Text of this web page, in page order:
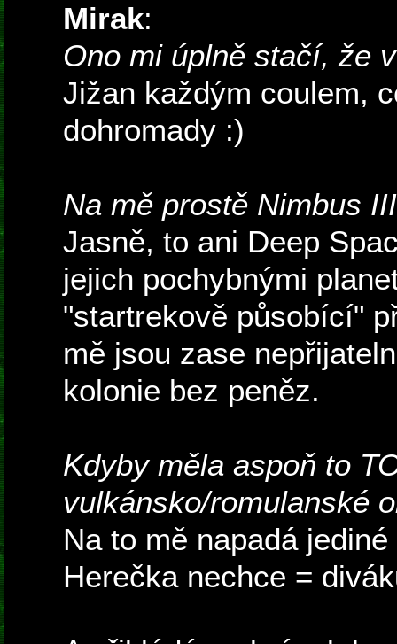
Mirak:
Ono mi úplně stačí, že
Jižan každým coulem,
dohromady :)
Na mě prostě Nimbus
Jasně, to ani Deep
jejich pochybnými
"startrekově působící"
mě jsou zase
kolonie bez peněz.
Kdyby měla aspoň to
vulkánsko/romulanské
Na to mě napadá
Herečka nechce =